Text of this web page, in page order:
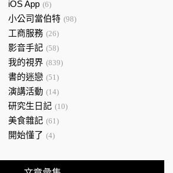
iOS App (6)
小公司當伯特 (98)
工商服務 (26)
影音手記 (58)
我的視界 (839)
書的迷戀 (51)
演講活動 (14)
研究生日記 (10)
美食雜記 (61)
開始懂了 (4)